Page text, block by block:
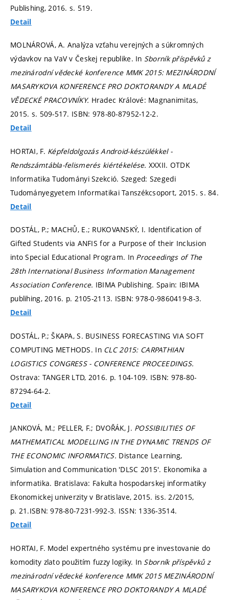
Publishing, 2016.s. 519.
Detail
MOLNÁROVÁ, A. Analýza vzťahu verejných a súkromných
výdavkov na VaV v Českej republike. In Sborník příspěvků z
mezinárodní vědecké konference MMK 2015: MEZINÁRODNÍ
MASARYKOVA KONFERENCE PRO DOKTORANDY A MLADÉ
VĚDECKÉ PRACOVNÍKY. Hradec Králové: Magnanimitas,
2015. s. 509-517. ISBN: 978-80-87952-12-2.
Detail
HORTAI, F. Képfeldolgozás Android-készülékkel -
Rendszámtábla-felismerés kiértékelése. XXXII. OTDK
Informatika Tudományi Szekció. Szeged: Szegedi
Tudományegyetem Informatikai Tanszékcsoport, 2015.s. 84.
Detail
DOSTÁL, P.; MACHŮ, E.; RUKOVANSKÝ, I. Identification of
Gifted Students via ANFIS for a Purpose of their Inclusion
into Special Educational Program. In Proceedings of The
28th International Business Information Management
Association Conference. IBIMA Publishing. Spain: IBIMA
publihing, 2016. p. 2105-2113. ISBN: 978-0-9860419-8-3.
Detail
DOSTÁL, P.; ŠKAPA, S. BUSINESS FORECASTING VIA SOFT
COMPUTING METHODS. In CLC 2015: CARPATHIAN
LOGISTICS CONGRESS - CONFERENCE PROCEEDINGS.
Ostrava: TANGER LTD, 2016. p. 104-109. ISBN: 978-80-
87294-64-2.
Detail
JANKOVÁ, M.; PELLER, F.; DVOŘÁK, J. POSSIBILITIES OF
MATHEMATICAL MODELLING IN THE DYNAMIC TRENDS OF
THE ECONOMIC INFORMATICS. Distance Learning,
Simulation and Communication 'DLSC 2015'. Ekonomika a
informatika. Bratislava: Fakulta hospodarskej informatiky
Ekonomickej univerzity v Bratislave, 2015. iss. 2/2015,
p. 21.ISBN: 978-80-7231-992-3. ISSN: 1336-3514.
Detail
HORTAI, F. Model expertného systému pre investovanie do
komodity zlato použitím fuzzy logiky. In Sborník příspěvků z
mezinárodní vědecké konference MMK 2015 MEZINÁRODNÍ
MASARYKOVA KONFERENCE PRO DOKTORANDY A MLADÉ